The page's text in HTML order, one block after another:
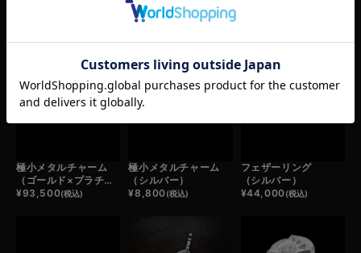
RELATED ITEM
極小メタルチャーム
（ゴールド×プラチナ）
¥93,500(税込)
極小メタルチャーム
（シルバー）
¥8,800(税込)
フェザーリング
（シルバー）
¥44,000(税込)